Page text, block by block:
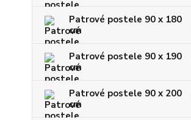
Patrové postele 90 x 180
cm
Patrové postele 90 x 190
cm
Patrové postele 90 x 200
cm